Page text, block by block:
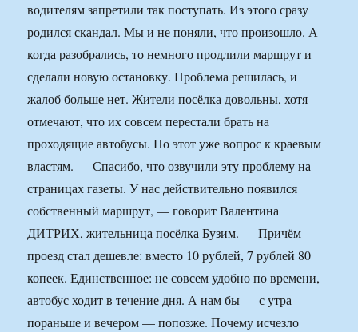
водителям запретили так поступать. Из этого сразу
родился скандал. Мы и не поняли, что произошло. А
когда разобрались, то немного продлили маршрут и
сделали новую остановку. Проблема решилась, и
жалоб больше нет. Жители посёлка довольны, хотя
отмечают, что их совсем перестали брать на
проходящие автобусы. Но этот уже вопрос к краевым
властям. — Спасибо, что озвучили эту проблему на
страницах газеты. У нас действительно появился
собственный маршрут, — говорит Валентина
ДИТРИХ, жительница посёлка Бузим. — Причём
проезд стал дешевле: вместо 10 рублей, 7 рублей 80
копеек. Единственное: не совсем удобно по времени,
автобус ходит в течение дня. А нам бы — с утра
пораньше и вечером — попозже. Почему исчезло